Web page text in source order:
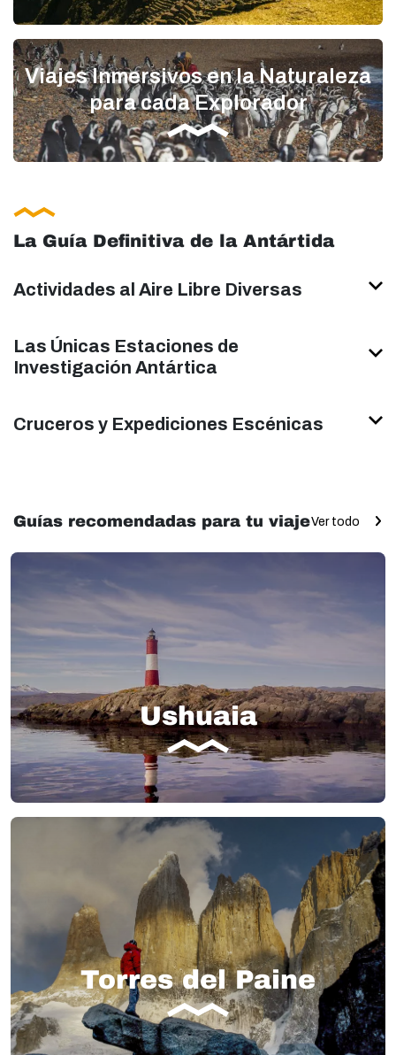
Viajes Inmersivos en la Naturaleza
para cada Explorador
La Guía Definitiva de la Antártida
Actividades al Aire Libre Diversas
Las Únicas Estaciones de
Investigación Antártica
Cruceros y Expediciones Escénicas
Guías recomendadas para tu viajeVer todo
Ushuaia
Torres del Paine